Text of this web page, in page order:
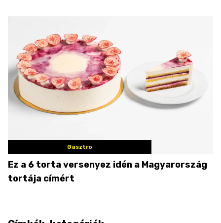
Gasztro
Ez a 6 torta versenyez idén a Magyarország
tortája címért